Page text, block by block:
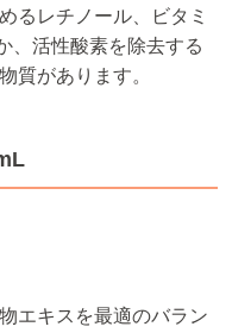
るレチノール、ビタミ
、活性酸素を除去する
質があります。
エキスを最適のバラン